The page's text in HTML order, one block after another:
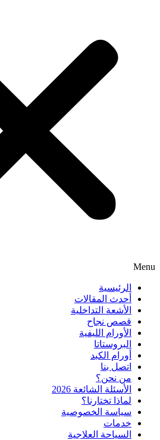
Menu
الرئيسية
أحدث المقالات
الأشعة التداخلية
قصص نجاح
الأورام الليفية
البروستاتا
أورام الكبد
اتصل بنا
من نحن؟
الأسئلة الشائعة 2026
لماذا تختارنا؟
سياسة الخصوصية
خدمات
السياحة العلاجية